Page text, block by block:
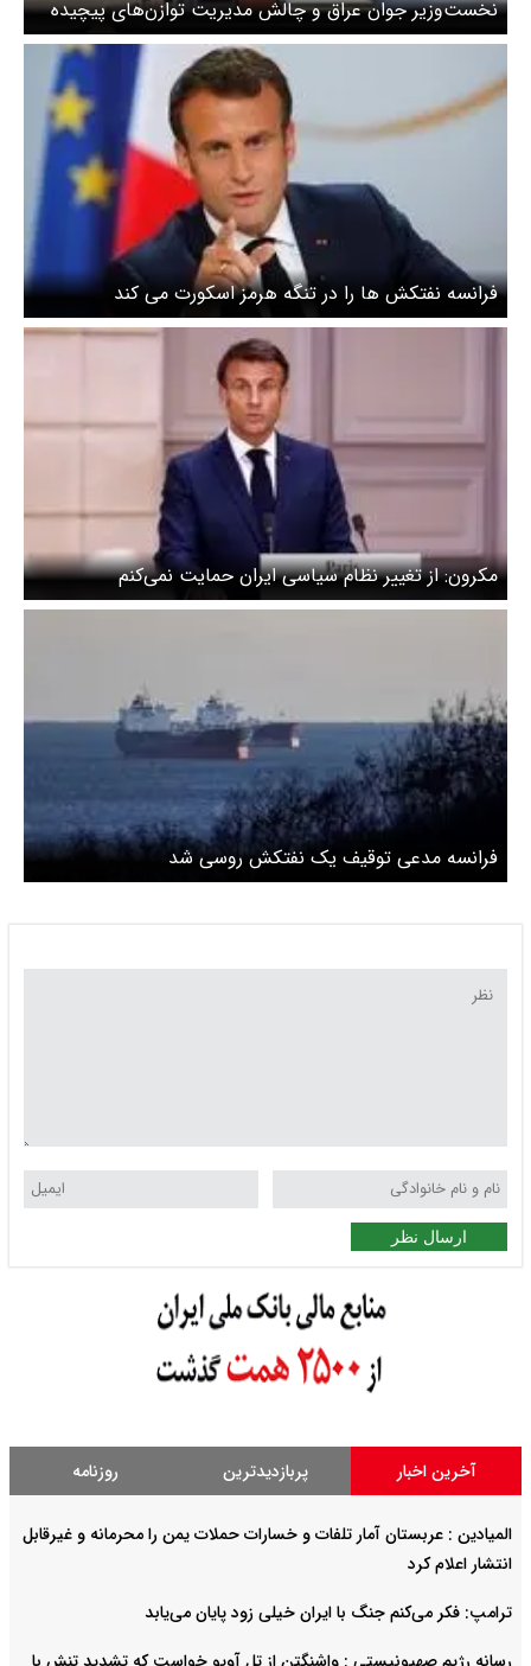
نخست‌وزیر جوان عراق و چالش مدیریت توازن‌های پیچیده
داخلی و خارجی
فرانسه نفتکش ها را در تنگه هرمز اسکورت می کند
مکرون: از تغییر نظام سیاسی ایران حمایت نمی‌کنم
فرانسه مدعی توقیف یک نفتکش روسی شد
ارسال نظر
آخرین اخبار پربازدیدترین روزنامه
المیادین : عربستان آمار تلفات و خسارات حملات یمن را محرمانه و غیرقابل
انتشار اعلام کرد
ترامپ: فکر می‌کنم جنگ با ایران خیلی زود پایان می‌یابد